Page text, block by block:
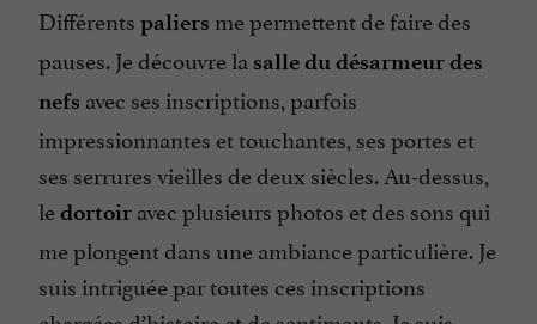
Différents paliers me permettent de faire des
pauses. Je découvre la salle du désarmeur des
nefs avec ses inscriptions, parfois
impressionnantes et touchantes, ses portes et
ses serrures vieilles de deux siècles. Au-dessus,
ledortoir avec plusieurs photos et des sons qui
me plongent dans une ambiance particulière. Je
suis intriguée par toutes ces inscriptions